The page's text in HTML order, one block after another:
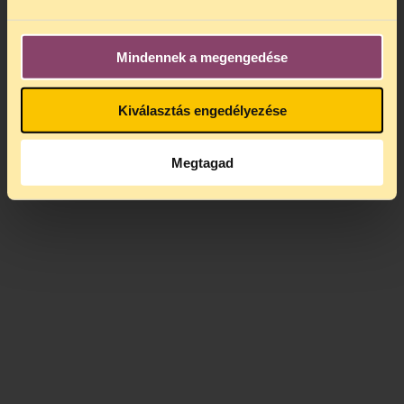
Mindennek a megengedése
Kiválasztás engedélyezése
Megtagad